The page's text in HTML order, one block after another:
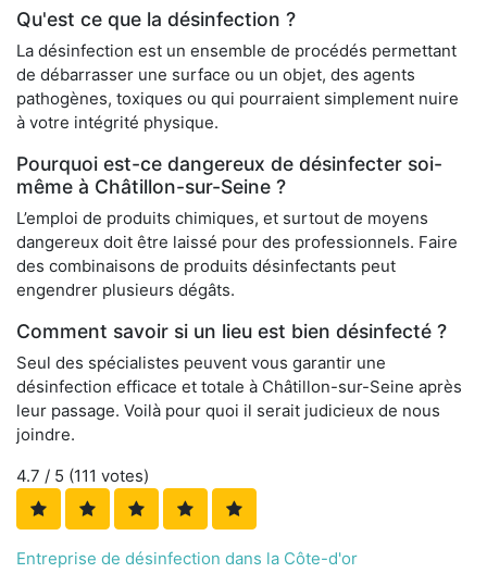
Qu'est ce que la désinfection ?
La désinfection est un ensemble de procédés permettant
de débarrasser une surface ou un objet, des agents
pathogènes, toxiques ou qui pourraient simplement nuire
à votre intégrité physique.
Pourquoi est-ce dangereux de désinfecter soi-
même à Châtillon-sur-Seine ?
L’emploi de produits chimiques, et surtout de moyens
dangereux doit être laissé pour des professionnels. Faire
des combinaisons de produits désinfectants peut
engendrer plusieurs dégâts.
Comment savoir si un lieu est bien désinfecté ?
Seul des spécialistes peuvent vous garantir une
désinfection efficace et totale à Châtillon-sur-Seine après
leur passage. Voilà pour quoi il serait judicieux de nous
joindre.
4.7 / 5 (111 votes)
Entreprise de désinfection dans la Côte-d'or